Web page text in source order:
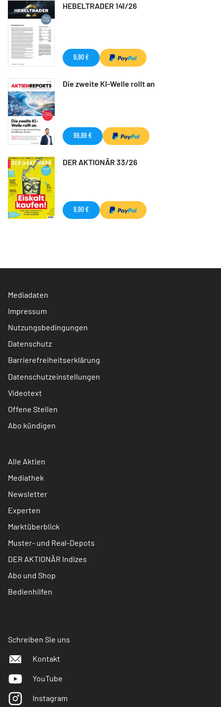
HEBELTRADER 141/26
9,90 €
Die zweite KI-Welle rollt an
99,99 €
DER AKTIONÄR 33/26
8,90 €
Mediadaten
Impressum
Nutzungsbedingungen
Datenschutz
Barrierefreiheitserklärung
Datenschutzeinstellungen
Videotext
Offene Stellen
Abo kündigen
Alle Aktien
Mediathek
Newsletter
Experten
Marktüberblick
Muster- und Real-Depots
DER AKTIONÄR Indizes
Abo und Shop
Bedienhilfen
Schreiben Sie uns
Kontakt
YouTube
Instagram